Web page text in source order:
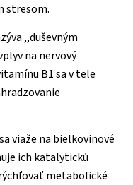
stresom.
,,duševným
na nervový
B1 sa v tele
viaže na bielkovinové
ich katalytickú
metabolické